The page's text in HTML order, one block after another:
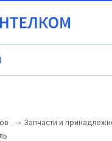
Запчасти и